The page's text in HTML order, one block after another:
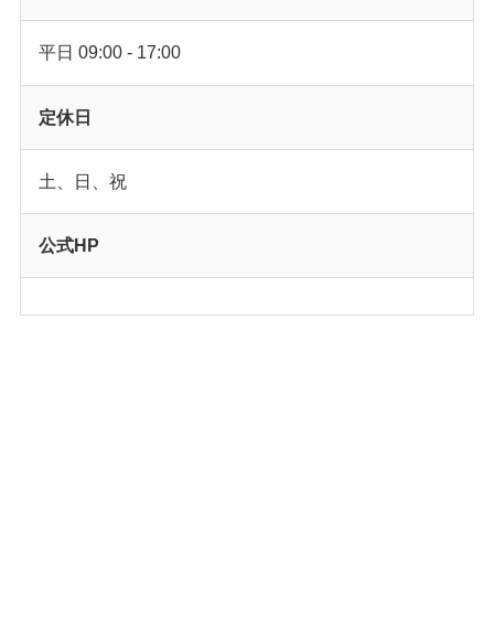
平日 09:00 - 17:00
定休日
土、日、祝
公式HP